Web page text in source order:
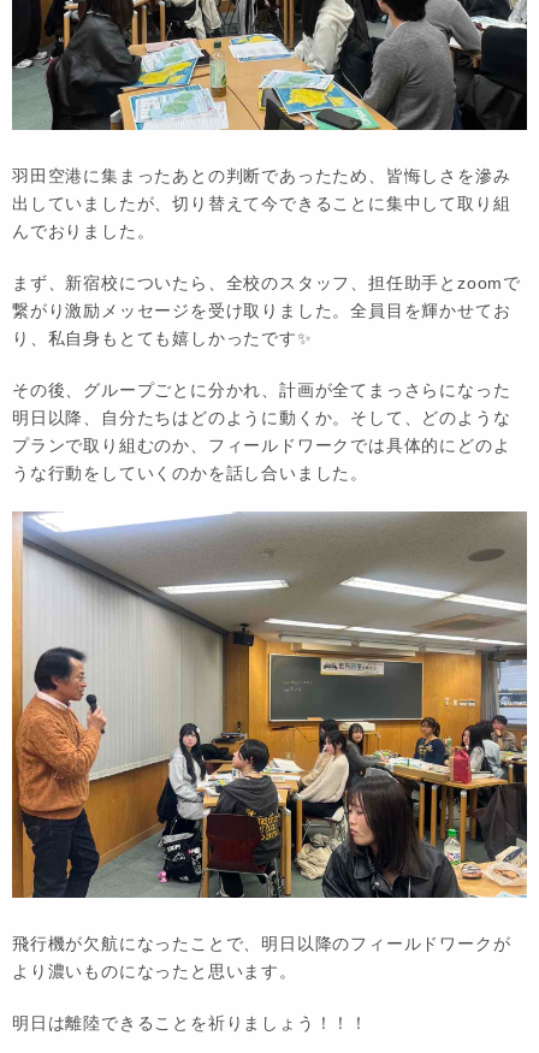
羽田空港に集まったあとの判断であったため、皆悔しさを滲み
出していましたが、切り替えて今できることに集中して取り組
んでおりました。
まず、新宿校についたら、全校のスタッフ、担任助手とzoomで
繋がり激励メッセージを受け取りました。全員目を輝かせてお
り、私自身もとても嬉しかったです✨
その後、グループごとに分かれ、計画が全てまっさらになった
明日以降、自分たちはどのように動くか。そして、どのような
プランで取り組むのか、フィールドワークでは具体的にどのよ
うな行動をしていくのかを話し合いました。
飛行機が欠航になったことで、明日以降のフィールドワークが
より濃いものになったと思います。
明日は離陸できることを祈りましょう！！！